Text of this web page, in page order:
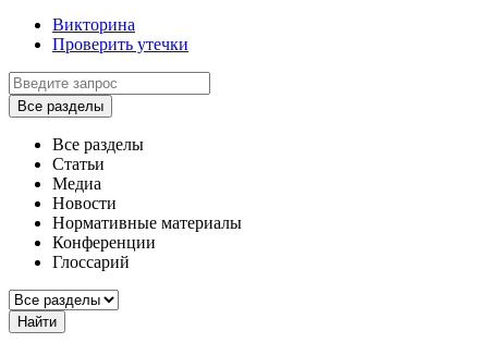
Викторина
Проверить утечки
Все разделы
Все разделы
Статьи
Медиа
Новости
Нормативные материалы
Конференции
Глоссарий
Найти